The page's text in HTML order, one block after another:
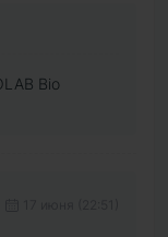
Bio